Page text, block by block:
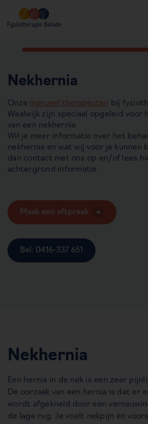
Nekhernia
Onze manueel therapeuten bij
Waalwijk zijn speciaal opgeleid voor
van een nekhernia.
Wil je meer informatie over het
nekhernia en wat wij voor je kunnen
dan contact met ons op en/of lees
achtergrond informatie.
Maak een afspraak
Bel: 0416-337 651
Nekhernia
Een hernia in de nek is een zeer
De oorzaak van een hernia is dat er
wordt afgekneld door een
de lage rug. Je voelt nekpijn en